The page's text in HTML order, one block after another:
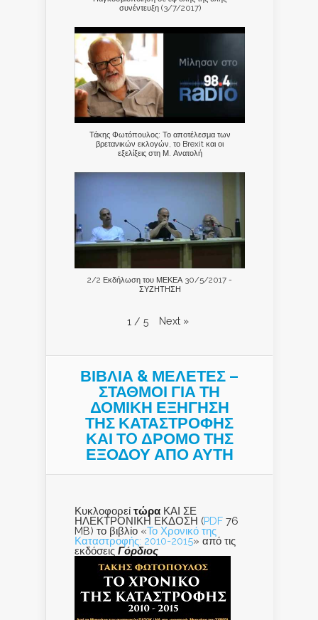
συνέντευξη (3/7/2017)
Τάκης Φωτόπουλος: Το αποτέλεσμα των
βρετανικών εκλογών, το Brexit και οι
εξελίξεις στη Μ. Ανατολή
2/2 Εκδήλωση του ΜΕΚΕΑ 30/5/2017 -
ΣΥΖΗΤΗΣΗ
1 / 5 Next »
ΒΙΒΛΙΑ & ΜΕΛΕΤΕΣ –
ΣΤΑΘΜΟΙ ΓΙΑ ΤΗ
ΔΟΜΙΚΗ ΕΞΗΓΗΣΗ
ΤΗΣ ΚΑΤΑΣΤΡΟΦΗΣ
ΚΑΙ ΤO ΔΡΟΜΟ ΤΗΣ
ΕΞΟΔΟΥ ΑΠΟ ΑΥΤΗ
Κυκλοφορεί τώρα ΚΑΙ ΣΕ
ΗΛΕΚΤΡΟΝΙΚΗ ΕΚΔΟΣΗ (PDF 76
MB) το βιβλίο «Το Χρονικό της
Καταστροφής: 2010-2015» από τις
εκδόσεις Γόρδιος